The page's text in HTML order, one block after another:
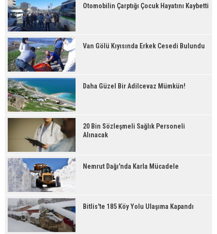
Otomobilin Çarptığı Çocuk Hayatını Kaybetti
Van Gölü Kıyısında Erkek Cesedi Bulundu
Daha Güzel Bir Adilcevaz Mümkün!
20 Bin Sözleşmeli Sağlık Personeli
Alınacak
Nemrut Dağı'nda Karla Mücadele
Bitlis'te 185 Köy Yolu Ulaşıma Kapandı